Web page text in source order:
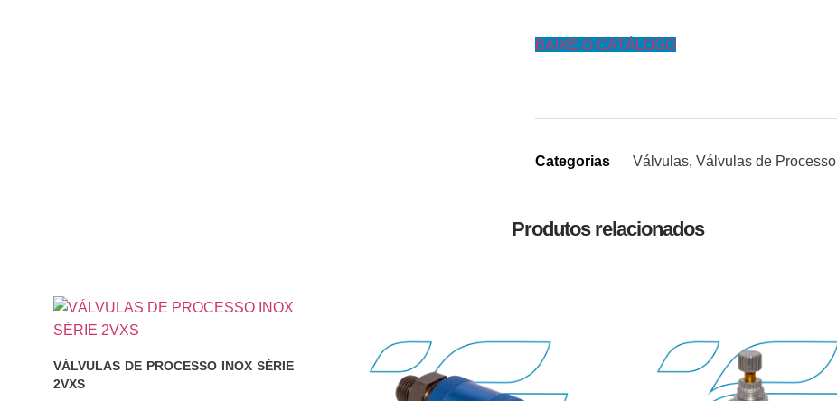
BAIXE O CATÁLOGO
Categorias Válvulas, Válvulas de Processo
Produtos relacionados
VÁLVULAS DE PROCESSO INOX SÉRIE
2VXS